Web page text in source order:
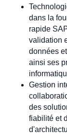
dans la
rapide
validation
données
ainsi ses
Gestion
des
fiabilité et